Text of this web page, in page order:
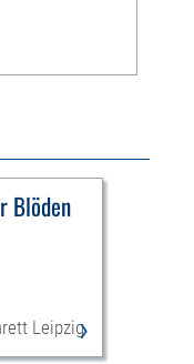
Blöden
Leipzig›